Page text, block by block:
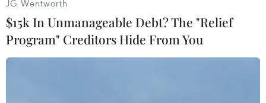
Liên hợp quốc cho hay ít nhất 300.000 người đã
thiệt mạng và 2,5 triệu người khác bị buộc rời
khỏi Darfur kể từ đó đến nay./.
JG Wentworth
$15k In Unmanageable Debt? The "Relief
Program" Creditors Hide From You